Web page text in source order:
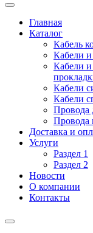
Главная
Каталог
Кабель
Кабели и
Кабели и
Кабели
Кабели
Провода
Провода
Доставка и
Услуги
Раздел 1
Раздел 2
Новости
О компании
Контакты